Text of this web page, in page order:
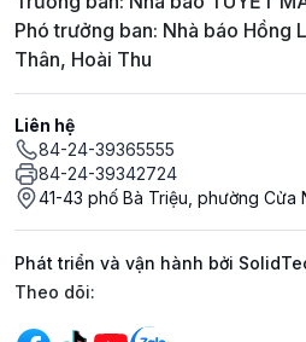
Phó trưởng ban: Nhà báo Hồng
Thân, Hoài Thu
Liên hệ
84-24-39365555
84-24-39342724
41-43 phố Bà Triệu, phường Cửa
Phát triển và vận hành bởi
Mạng xã hội
Theo dõi: